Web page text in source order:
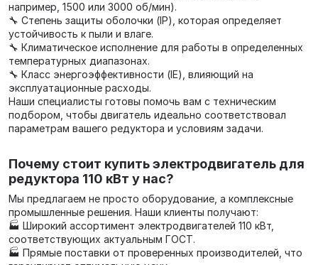
например, 1500 или 3000 об/мин).
🔧 Степень защиты оболочки (IP), которая определяет
устойчивость к пыли и влаге.
🔧 Климатическое исполнение для работы в определенных
температурных диапазонах.
🔧 Класс энергоэффективности (IE), влияющий на
эксплуатационные расходы.
Наши специалисты готовы помочь вам с техническим
подбором, чтобы двигатель идеально соответствовал
параметрам вашего редуктора и условиям задачи.
Почему стоит купить электродвигатель для
редуктора 110 кВт у нас?
Мы предлагаем не просто оборудование, а комплексные
промышленные решения. Наши клиенты получают:
🏭 Широкий ассортимент электродвигателей 110 кВт,
соответствующих актуальным ГОСТ.
🏭 Прямые поставки от проверенных производителей, что